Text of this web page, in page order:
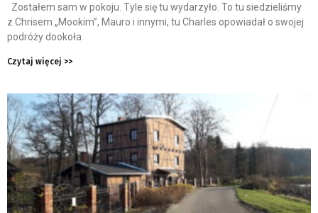
Zostałem sam w pokoju. Tyle się tu wydarzyło. To tu siedzieliśmy
z Chrisem „Mookim”, Mauro i innymi, tu Charles opowiadał o swojej
podróży dookoła
Czytaj więcej >>